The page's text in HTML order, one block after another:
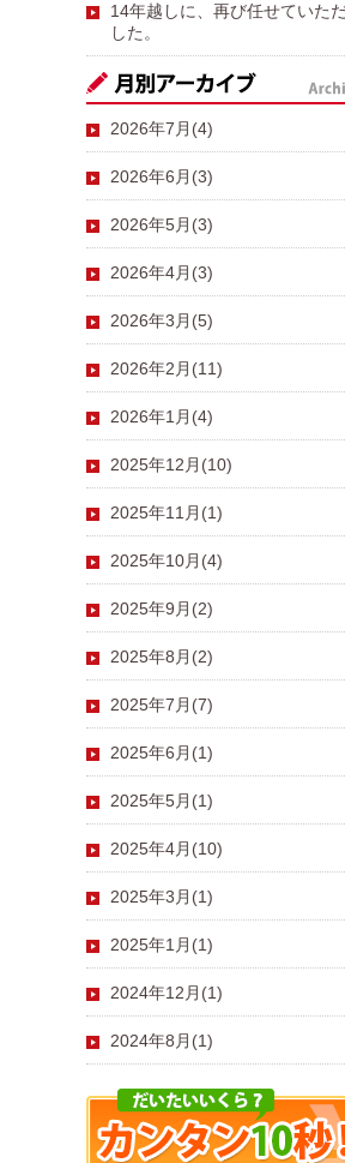
14年越しに、再び任せていた
した。
2026年7月(4)
2026年6月(3)
2026年5月(3)
2026年4月(3)
2026年3月(5)
2026年2月(11)
2026年1月(4)
2025年12月(10)
2025年11月(1)
2025年10月(4)
2025年9月(2)
2025年8月(2)
2025年7月(7)
2025年6月(1)
2025年5月(1)
2025年4月(10)
2025年3月(1)
2025年1月(1)
2024年12月(1)
2024年8月(1)